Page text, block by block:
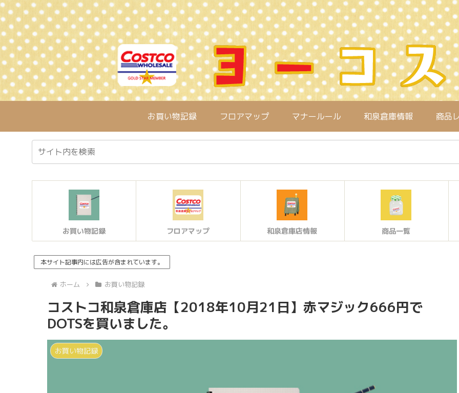
お買い物記録 フロアマップ マナールール 和泉倉庫情報 商品
お買い物記録 フロアマップ 和泉倉庫店情報 商品一覧
本サイト記事内には広告が含まれています。
ホーム お買い物記録
コストコ和泉倉庫店【2018年10月21日】赤マジック666円で
DOTSを買いました。
お買い物記録